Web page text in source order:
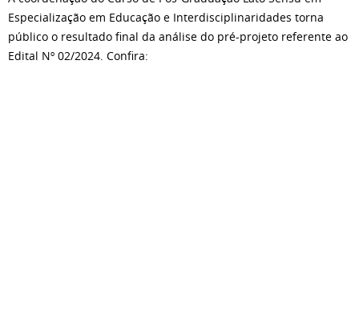
Especialização em Educação e Interdisciplinaridades torna
público o resultado final da análise do pré-projeto referente ao
Edital Nº 02/2024. Confira: